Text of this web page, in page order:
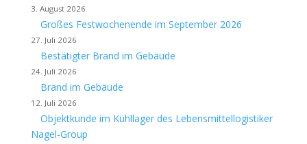
3. August 2026
Großes Festwochenende im September 2026
27. Juli 2026
Bestätigter Brand im Gebäude
24. Juli 2026
Brand im Gebäude
12. Juli 2026
Objektkunde im Kühllager des Lebensmittellogistiker
Nagel-Group